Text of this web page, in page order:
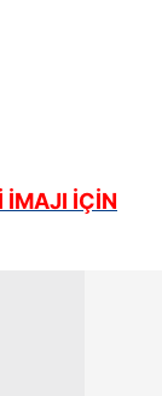
İMAJI İÇİN